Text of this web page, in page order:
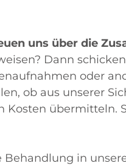
uns über die
Dann
oder
ob aus unserer
Kosten übermitteln.
in